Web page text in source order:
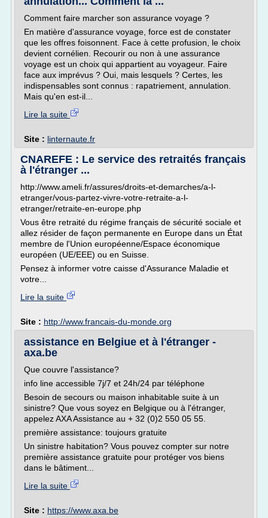
Comment faire marcher son assurance voyage ?
En matière d'assurance voyage, force est de constater
que les offres foisonnent. Face à cette profusion, le choix
devient cornélien. Recourir ou non à une assurance
voyage est un choix qui appartient au voyageur. Faire
face aux imprévus ? Oui, mais lesquels ? Certes, les
indispensables sont connus : rapatriement, annulation.
Mais qu'en est-il...
Lire la suite
Site : linternaute.fr
CNAREFE : Le service des retraités français
à l'étranger ...
http://www.ameli.fr/assures/droits-et-demarches/a-l-
etranger/vous-partez-vivre-votre-retraite-a-l-
etranger/retraite-en-europe.php
Vous être retraité du régime français de sécurité sociale et
allez résider de façon permanente en Europe dans un État
membre de l'Union européenne/Espace économique
européen (UE/EEE) ou en Suisse.
Pensez à informer votre caisse d'Assurance Maladie et
votre...
Lire la suite
Site : http://www.francais-du-monde.org
assistance en Belgiue et à l'étranger -
axa.be
Que couvre l'assistance?
info line accessible 7j/7 et 24h/24 par téléphone
Besoin de secours ou maison inhabitable suite à un
sinistre? Que vous soyez en Belgique ou à l'étranger,
appelez AXA Assistance au + 32 (0)2 550 05 55.
première assistance: toujours gratuite
Un sinistre habitation? Vous pouvez compter sur notre
première assistance gratuite pour protéger vos biens
dans le bâtiment...
Lire la suite
Site : https://www.axa.be